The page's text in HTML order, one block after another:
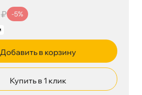
₽ -5%
Добавить в корзину
Купить в 1 клик
Сегодня, 08.08